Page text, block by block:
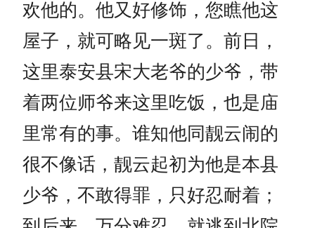
欢他的。他又好修饰，您瞧他这
屋子，就可略见一斑了。前日，
这里泰安县宋大老爷的少爷，带
着两位师爷来这里吃饭，也是庙
里常有的事。谁知他同靓云闹的
很不像话，靓云起初为他是本县
少爷，不敢得罪，只好忍耐着；